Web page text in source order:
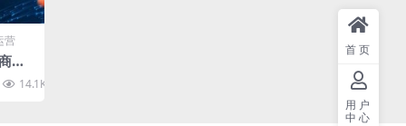
营
起
4阶
破
14.1K
首页
用户
中心